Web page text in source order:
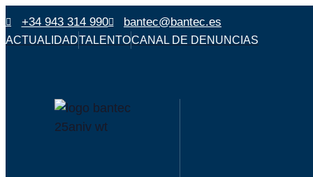
Ir
al
+34 943 314 990 bantec@bantec.es
ACTUALIDADTALENTOCANAL DE DENUNCIAS